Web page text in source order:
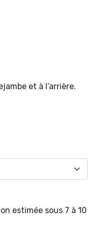
et à l‘arrière.
/ Noir
estimée sous 7 à 10